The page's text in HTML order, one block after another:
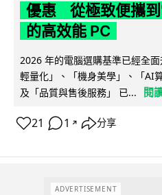
優惠 從極致便攜到
的高效能 PC
2026 年的電腦選購基準已經全
輕量化」、「機身美學」、「AI
及「品質與售後服務」 已...
閱
21 1 ↗ 分享
ADVERTISEMENT